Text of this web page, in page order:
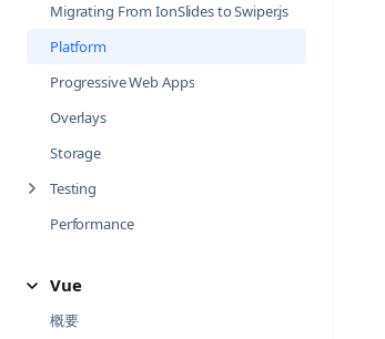
Migrating From IonSlides to Swiper.js
Platform
Progressive Web Apps
Overlays
Storage
Testing
Performance
Vue
概要